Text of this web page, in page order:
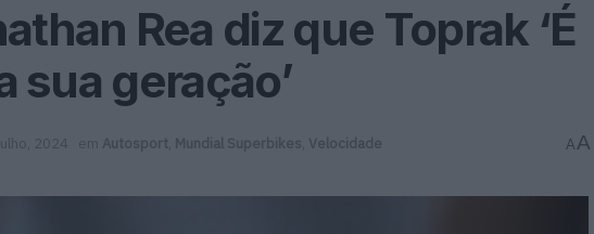
Rea diz que Toprak ‘É
sua geração’
2024 em Autosport Mundial Superbikes Velocidade AA